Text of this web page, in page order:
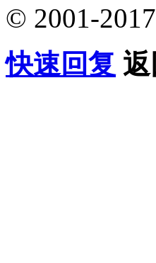
© 2001-2017
快速回复